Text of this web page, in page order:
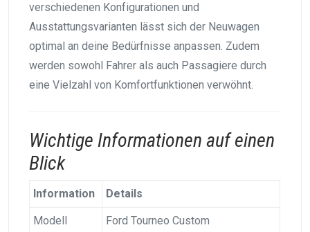
verschiedenen Konfigurationen und
Ausstattungsvarianten lässt sich der Neuwagen
optimal an deine Bedürfnisse anpassen. Zudem
werden sowohl Fahrer als auch Passagiere durch
eine Vielzahl von Komfortfunktionen verwöhnt.
Wichtige Informationen auf einen
Blick
Information Details
Modell Ford Tourneo Custom